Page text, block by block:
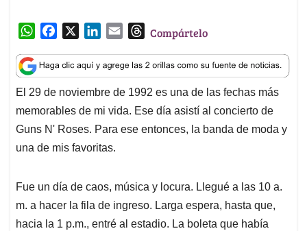
W
a
t
s
A
p
p
c
e
b
o
o
k
n
k
e
d
I
n
a
i
l
T
r
e
a
d
s
Compártelo
El 29 de noviembre de 1992 es una de las fechas más
memorables de mi vida. Ese día asistí al concierto de
Guns N' Roses. Para ese entonces, la banda de moda y
una de mis favoritas.
Fue un día de caos, música y locura. Llegué a las 10 a.
m. a hacer la fila de ingreso. Larga espera, hasta que,
hacia la 1 p.m., entré al estadio. La boleta que había